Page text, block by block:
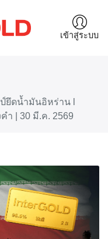
เข้าสู่ระบบ
ดน้ำมันอิหร่าน l
ำ | 30 มี.ค. 2569